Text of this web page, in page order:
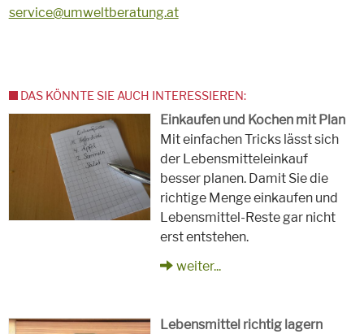
service@umweltberatung.at
DAS KÖNNTE SIE AUCH INTERESSIEREN:
Einkaufen und Kochen mit Plan
Mit einfachen Tricks lässt sich
der Lebensmitteleinkauf
besser planen. Damit Sie die
richtige Menge einkaufen und
Lebensmittel-Reste gar nicht
erst entstehen.
weiter...
Lebensmittel richtig lagern